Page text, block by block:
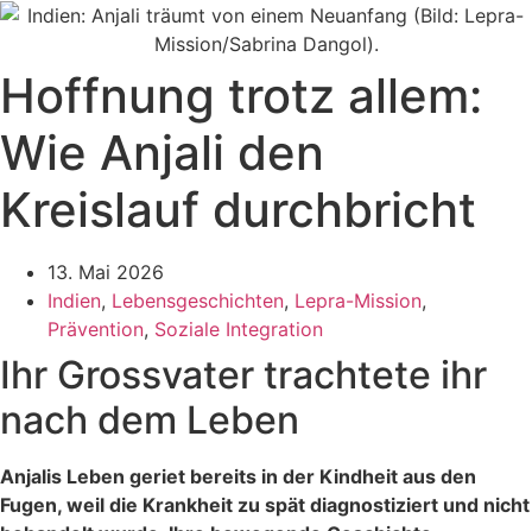
Hoffnung trotz allem:
Wie Anjali den
Kreislauf durchbricht
13. Mai 2026
Indien, Lebensgeschichten, Lepra-Mission,
Prävention, Soziale Integration
Ihr Grossvater trachtete ihr
nach dem Leben
Anjalis Leben geriet bereits in der Kindheit aus den
Fugen, weil die Krankheit zu spät diagnostiziert und nicht